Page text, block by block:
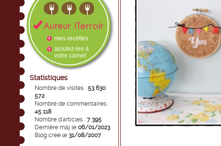
mes recettes
ajoutez-les à
votre carnet
Statistiques
Nombre de visites : 53 630
572
Nombre de commentaires :
45 118
Nombre d'articles : 7 395
Dernière màj le 06/01/2023
Blog créé le 31/08/2007